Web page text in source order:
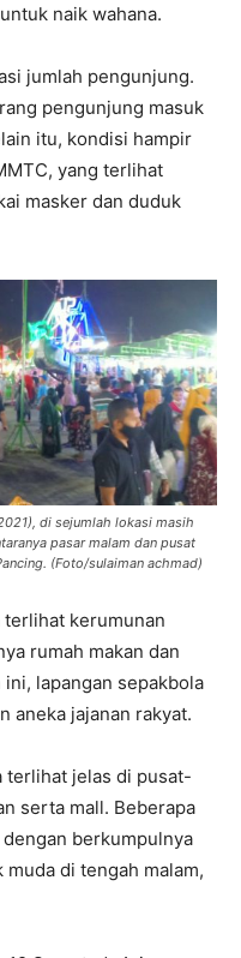
naik wahana.
jumlah pengunjung.
pengunjung masuk
itu, kondisi hampir
yang terlihat
masker dan duduk
di sejumlah lokasi masih
pasar malam dan pusat
(Foto/sulaiman achmad)
terlihat kerumunan
rumah makan dan
lapangan sepakbola
aneka jajanan rakyat.
terlihat jelas di pusat-
serta mall. Beberapa
berkumpulnya
di tengah malam,